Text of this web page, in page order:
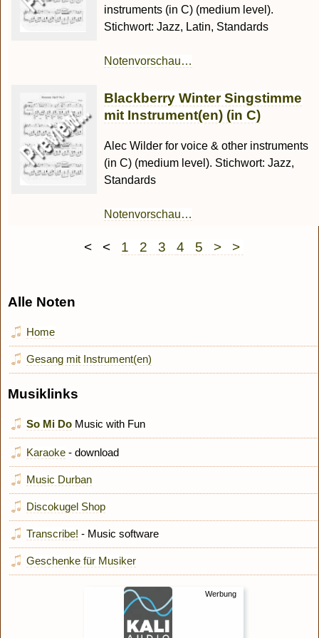
instruments (in C) (medium level).
Stichwort: Jazz, Latin, Standards
Notenvorschau…
Blackberry Winter Singstimme
mit Instrument(en) (in C)
Alec Wilder for voice & other instruments
(in C) (medium level). Stichwort: Jazz,
Standards
Notenvorschau…
< < 1 2 3 4 5 > >
Alle Noten
Home
Gesang mit Instrument(en)
Musiklinks
So Mi Do Music with Fun
Karaoke - download
Music Durban
Discokugel Shop
Transcribe! - Music software
Geschenke für Musiker